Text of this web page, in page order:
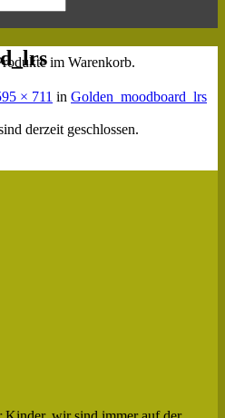
im Warenkorb.
× 711 in Golden_moodboard_lrs
derzeit geschlossen.